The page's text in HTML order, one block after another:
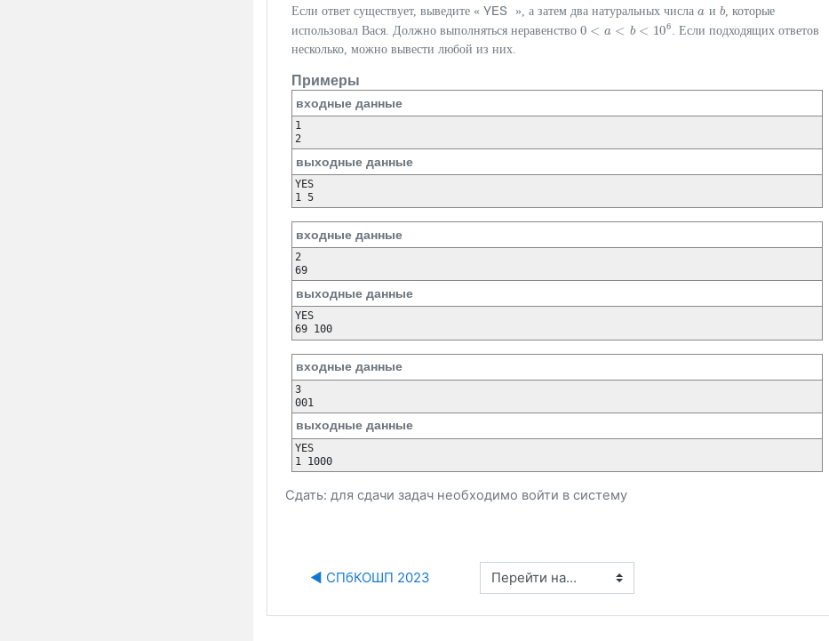
Если ответ существует, выведите « YES », а затем два натуральных числа a
a и b
b, которые
использовал Вася. Должно выполняться неравенство 0 < a < b < 106
0 <a <b <106
. Если подходящих ответов
несколько, можно вывести любой из них.
Примеры
входные данные
1
2
выходные данные
YES
1 5
входные данные
2
69
выходные данные
YES
69 100
входные данные
3
001
выходные данные
YES
1 1000
Сдать: для сдачи задач необходимо войти в систему
◀︎ СПбКОШП 2023 Перейти на...